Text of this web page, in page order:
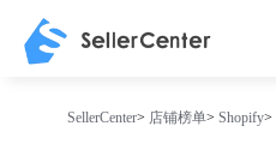
SellerCenter> 店铺榜单> Shopify>